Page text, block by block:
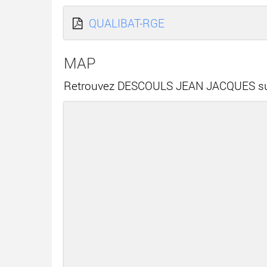
QUALIBAT-RGE
MAP
Retrouvez DESCOULS JEAN JACQUES